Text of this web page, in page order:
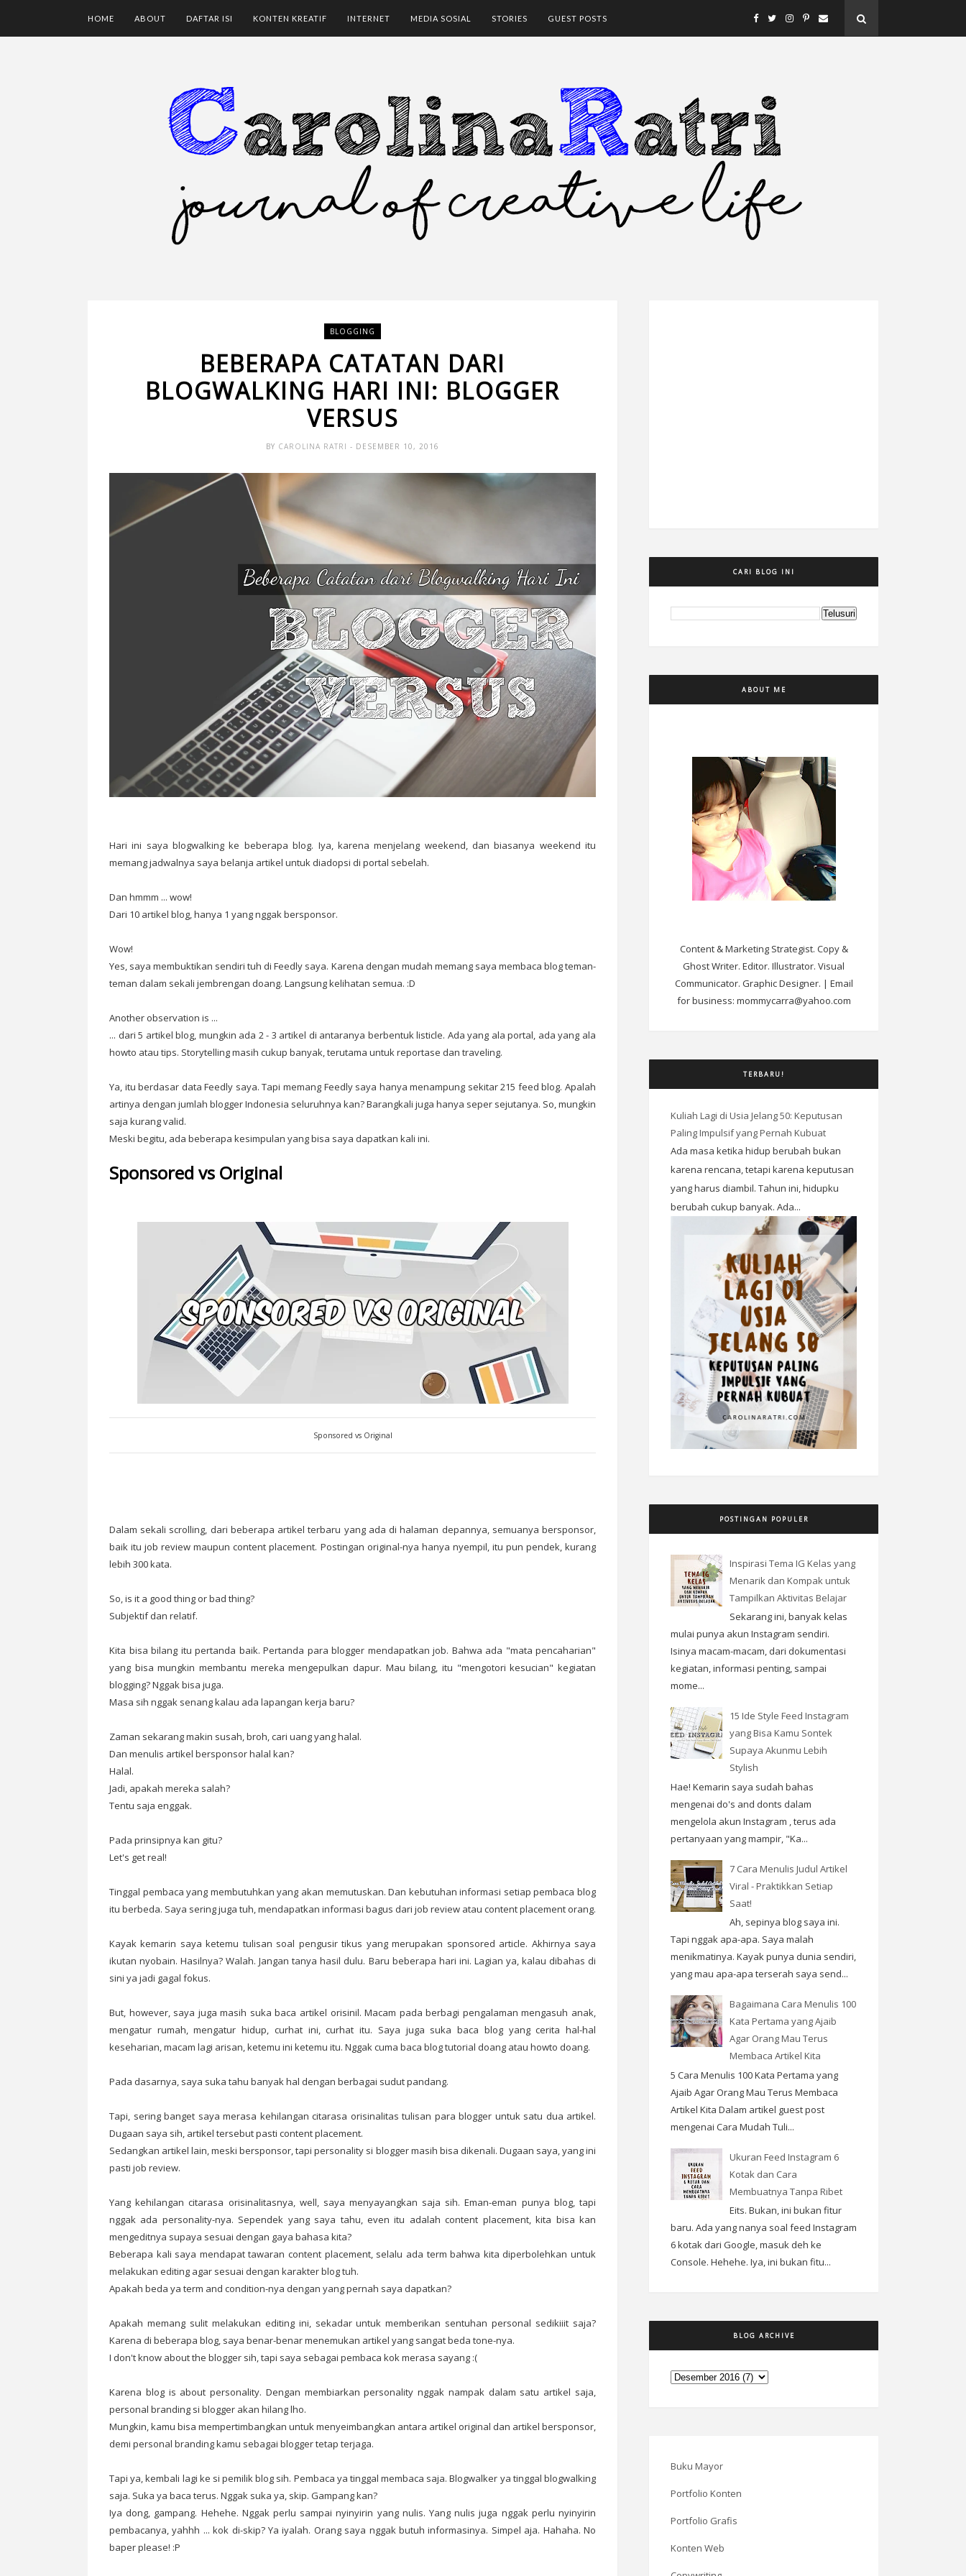
HOME ABOUT DAFTAR ISI KONTEN KREATIF INTERNET MEDIA SOSIAL STORIES GUEST POSTS
BLOGGING
BEBERAPA CATATAN DARI
BLOGWALKING HARI INI: BLOGGER
VERSUS
BY CAROLINA RATRI - DESEMBER 10, 2016
Hari ini saya blogwalking ke beberapa blog. Iya, karena menjelang weekend, dan biasanya weekend itu
memang jadwalnya saya belanja artikel untuk diadopsi di portal sebelah.
Dan hmmm ... wow!
Dari 10 artikel blog, hanya 1 yang nggak bersponsor.
Wow!
Yes, saya membuktikan sendiri tuh di Feedly saya. Karena dengan mudah memang saya membaca blog teman-
teman dalam sekali jembrengan doang. Langsung kelihatan semua. :D
Another observation is ...
... dari 5 artikel blog, mungkin ada 2 - 3 artikel di antaranya berbentuk listicle. Ada yang ala portal, ada yang ala
howto atau tips. Storytelling masih cukup banyak, terutama untuk reportase dan traveling.
Ya, itu berdasar data Feedly saya. Tapi memang Feedly saya hanya menampung sekitar 215 feed blog. Apalah
artinya dengan jumlah blogger Indonesia seluruhnya kan? Barangkali juga hanya seper sejutanya. So, mungkin
saja kurang valid.
Meski begitu, ada beberapa kesimpulan yang bisa saya dapatkan kali ini.
Sponsored vs Original
Sponsored vs Original
Dalam sekali scrolling, dari beberapa artikel terbaru yang ada di halaman depannya, semuanya bersponsor,
baik itu job review maupun content placement. Postingan original-nya hanya nyempil, itu pun pendek, kurang
lebih 300 kata.
So, is it a good thing or bad thing?
Subjektif dan relatif.
Kita bisa bilang itu pertanda baik. Pertanda para blogger mendapatkan job. Bahwa ada "mata pencaharian"
yang bisa mungkin membantu mereka mengepulkan dapur. Mau bilang, itu "mengotori kesucian" kegiatan
blogging? Nggak bisa juga.
Masa sih nggak senang kalau ada lapangan kerja baru?
Zaman sekarang makin susah, broh, cari uang yang halal.
Dan menulis artikel bersponsor halal kan?
Halal.
Jadi, apakah mereka salah?
Tentu saja enggak.
Pada prinsipnya kan gitu?
Let's get real!
Tinggal pembaca yang membutuhkan yang akan memutuskan. Dan kebutuhan informasi setiap pembaca blog
itu berbeda. Saya sering juga tuh, mendapatkan informasi bagus dari job review atau content placement orang.
Kayak kemarin saya ketemu tulisan soal pengusir tikus yang merupakan sponsored article. Akhirnya saya
ikutan nyobain. Hasilnya? Walah. Jangan tanya hasil dulu. Baru beberapa hari ini. Lagian ya, kalau dibahas di
sini ya jadi gagal fokus.
But, however, saya juga masih suka baca artikel orisinil. Macam pada berbagi pengalaman mengasuh anak,
mengatur rumah, mengatur hidup, curhat ini, curhat itu. Saya juga suka baca blog yang cerita hal-hal
keseharian, macam lagi arisan, ketemu ini ketemu itu. Nggak cuma baca blog tutorial doang atau howto doang.
Pada dasarnya, saya suka tahu banyak hal dengan berbagai sudut pandang.
Tapi, sering banget saya merasa kehilangan citarasa orisinalitas tulisan para blogger untuk satu dua artikel.
Dugaan saya sih, artikel tersebut pasti content placement.
Sedangkan artikel lain, meski bersponsor, tapi personality si blogger masih bisa dikenali. Dugaan saya, yang ini
pasti job review.
Yang kehilangan citarasa orisinalitasnya, well, saya menyayangkan saja sih. Eman-eman punya blog, tapi
nggak ada personality-nya. Sependek yang saya tahu, even itu adalah content placement, kita bisa kan
mengeditnya supaya sesuai dengan gaya bahasa kita?
Beberapa kali saya mendapat tawaran content placement, selalu ada term bahwa kita diperbolehkan untuk
melakukan editing agar sesuai dengan karakter blog tuh.
Apakah beda ya term and condition-nya dengan yang pernah saya dapatkan?
Apakah memang sulit melakukan editing ini, sekadar untuk memberikan sentuhan personal sedikiiit saja?
Karena di beberapa blog, saya benar-benar menemukan artikel yang sangat beda tone-nya.
I don't know about the blogger sih, tapi saya sebagai pembaca kok merasa sayang :(
Karena blog is about personality. Dengan membiarkan personality nggak nampak dalam satu artikel saja,
personal branding si blogger akan hilang lho.
Mungkin, kamu bisa mempertimbangkan untuk menyeimbangkan antara artikel original dan artikel bersponsor,
demi personal branding kamu sebagai blogger tetap terjaga.
Tapi ya, kembali lagi ke si pemilik blog sih. Pembaca ya tinggal membaca saja. Blogwalker ya tinggal blogwalking
saja. Suka ya baca terus. Nggak suka ya, skip. Gampang kan?
Iya dong, gampang. Hehehe. Nggak perlu sampai nyinyirin yang nulis. Yang nulis juga nggak perlu nyinyirin
pembacanya, yahhh ... kok di-skip? Ya iyalah. Orang saya nggak butuh informasinya. Simpel aja. Hahaha. No
baper please! :P
CARI BLOG INI
ABOUT ME
Content & Marketing Strategist. Copy &
Ghost Writer. Editor. Illustrator. Visual
Communicator. Graphic Designer. | Email
for business: mommycarra@yahoo.com
TERBARU!
Kuliah Lagi di Usia Jelang 50: Keputusan
Paling Impulsif yang Pernah Kubuat
Ada masa ketika hidup berubah bukan
karena rencana, tetapi karena keputusan
yang harus diambil. Tahun ini, hidupku
berubah cukup banyak. Ada...
POSTINGAN POPULER
Inspirasi Tema IG Kelas yang
Menarik dan Kompak untuk
Tampilkan Aktivitas Belajar
Sekarang ini, banyak kelas
mulai punya akun Instagram sendiri.
Isinya macam-macam, dari dokumentasi
kegiatan, informasi penting, sampai
mome...
15 Ide Style Feed Instagram
yang Bisa Kamu Sontek
Supaya Akunmu Lebih
Stylish
Hae! Kemarin saya sudah bahas
mengenai do's and donts dalam
mengelola akun Instagram , terus ada
pertanyaan yang mampir, "Ka...
7 Cara Menulis Judul Artikel
Viral - Praktikkan Setiap
Saat!
Ah, sepinya blog saya ini.
Tapi nggak apa-apa. Saya malah
menikmatinya. Kayak punya dunia sendiri,
yang mau apa-apa terserah saya send...
Bagaimana Cara Menulis 100
Kata Pertama yang Ajaib
Agar Orang Mau Terus
Membaca Artikel Kita
5 Cara Menulis 100 Kata Pertama yang
Ajaib Agar Orang Mau Terus Membaca
Artikel Kita Dalam artikel guest post
mengenai Cara Mudah Tuli...
Ukuran Feed Instagram 6
Kotak dan Cara
Membuatnya Tanpa Ribet
Eits. Bukan, ini bukan fitur
baru. Ada yang nanya soal feed Instagram
6 kotak dari Google, masuk deh ke
Console. Hehehe. Iya, ini bukan fitu...
BLOG ARCHIVE
Buku Mayor
Portfolio Konten
Portfolio Grafis
Konten Web